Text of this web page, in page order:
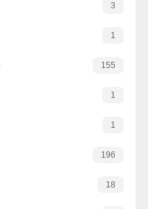
3
1
155
1
1
196
18